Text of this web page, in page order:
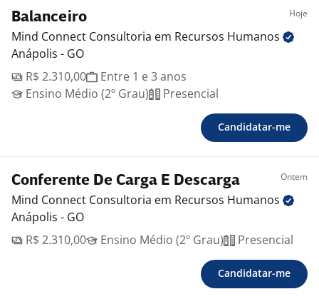
Balanceiro Hoje
Mind Connect Consultoria em Recursos Humanos
Anápolis - GO
R$ 2.310,00
Entre 1 e 3 anos
Ensino Médio (2º Grau)
Presencial
Candidatar-me
Conferente De Carga E Descarga Ontem
Mind Connect Consultoria em Recursos Humanos
Anápolis - GO
R$ 2.310,00
Ensino Médio (2º Grau) Presencial
Candidatar-me